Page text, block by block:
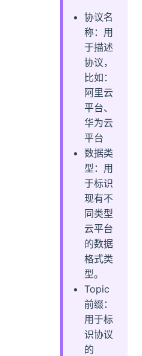
协议名
称：用
于描述
协议，
比如：
阿里云
平台、
华为云
平台
数据类
型：用
于标识
现有不
同类型
云平台
的数据
格式类
型。
Topic
前缀：
用于标
识协议
的